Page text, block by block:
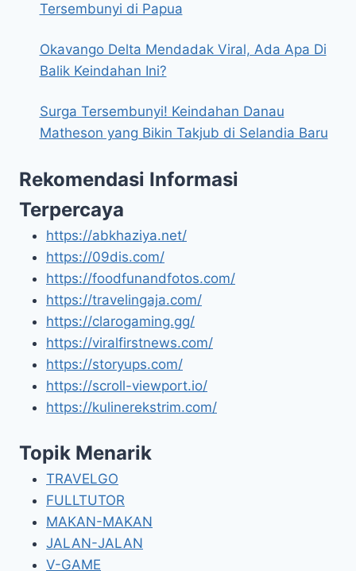
Tersembunyi di Papua
Okavango Delta Mendadak Viral, Ada Apa Di
Balik Keindahan Ini?
Surga Tersembunyi! Keindahan Danau
Matheson yang Bikin Takjub di Selandia Baru
Rekomendasi Informasi
Terpercaya
https://abkhaziya.net/
https://09dis.com/
https://foodfunandfotos.com/
https://travelingaja.com/
https://clarogaming.gg/
https://viralfirstnews.com/
https://storyups.com/
https://scroll-viewport.io/
https://kulinerekstrim.com/
Topik Menarik
TRAVELGO
FULLTUTOR
MAKAN-MAKAN
JALAN-JALAN
V-GAME